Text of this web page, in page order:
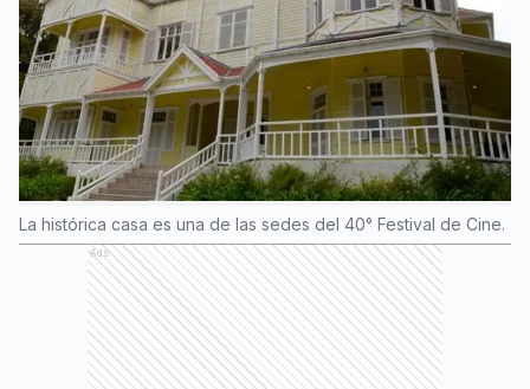
La histórica casa es una de las sedes del 40° Festival de Cine.
Ads